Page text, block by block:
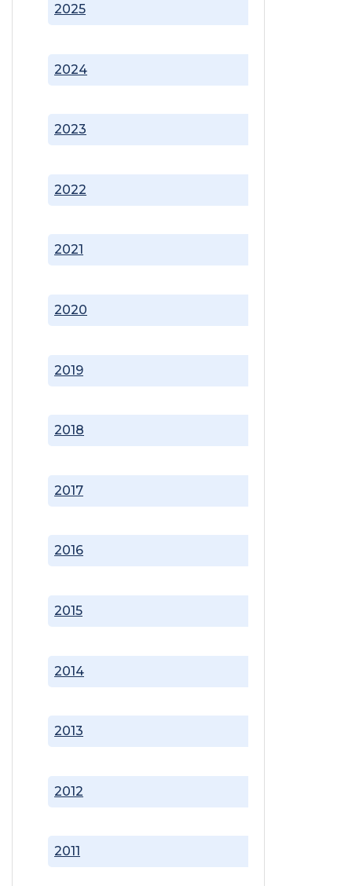
2011
2012
2013
2014
2015
2016
2017
2018
2019
2020
2021
2022
2023
2024
2025